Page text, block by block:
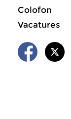
Colofon
Vacatures